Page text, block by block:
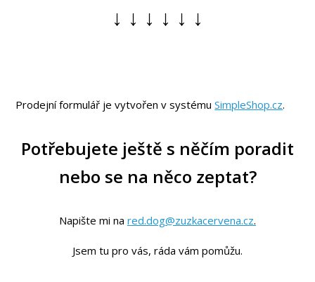
↓ ↓ ↓ ↓ ↓ ↓
Prodejní formulář je vytvořen v systémuSimpleShop.cz.
Potřebujete ještě s něčím poradit
nebo se na něco zeptat?
Napište mi na red.dog@zuzkacervena.cz.
Jsem tu pro vás, ráda vám pomůžu.